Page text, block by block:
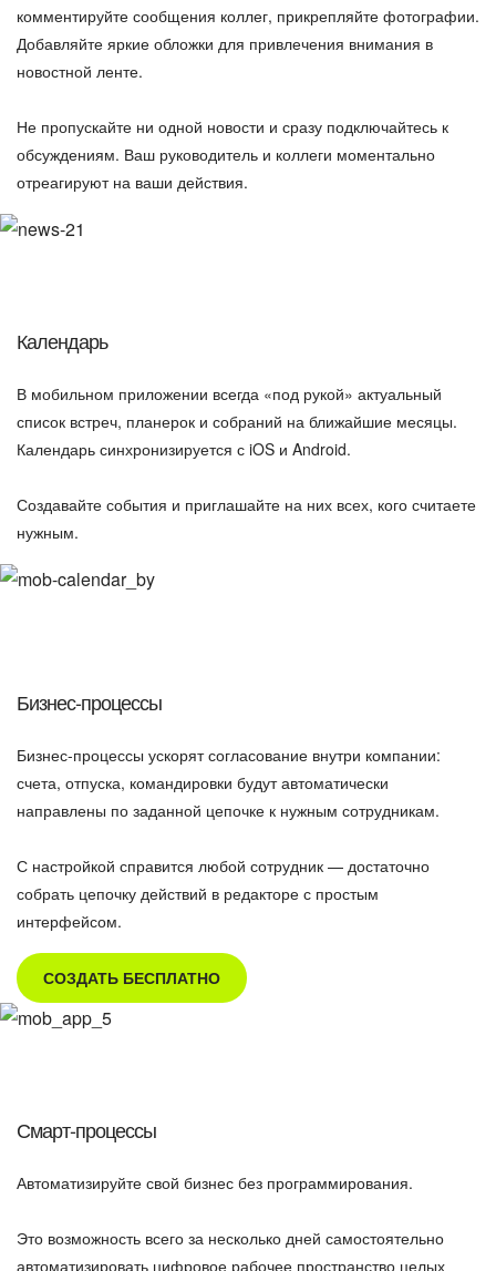
комментируйте сообщения коллег, прикрепляйте фотографии.
Добавляйте яркие обложки для привлечения внимания в
новостной ленте.
Не пропускайте ни одной новости и сразу подключайтесь к
обсуждениям. Ваш руководитель и коллеги моментально
отреагируют на ваши действия.
Календарь
В мобильном приложении всегда «под рукой» актуальный
список встреч, планерок и собраний на ближайшие месяцы.
Календарь синхронизируется с iOS и Android.
Создавайте события и приглашайте на них всех, кого считаете
нужным.
Бизнес-процессы
Бизнес-процессы ускорят согласование внутри компании:
счета, отпуска, командировки будут автоматически
направлены по заданной цепочке к нужным сотрудникам.
С настройкой справится любой сотрудник — достаточно
собрать цепочку действий в редакторе с простым
интерфейсом.
СОЗДАТЬ БЕСПЛАТНО
Смарт-процессы
Автоматизируйте свой бизнес без программирования.
Это возможность всего за несколько дней самостоятельно
автоматизировать цифровое рабочее пространство целых